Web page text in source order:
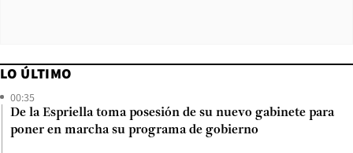
LO ÚLTIMO
00:35
De la Espriella toma posesión de su nuevo gabinete para
poner en marcha su programa de gobierno